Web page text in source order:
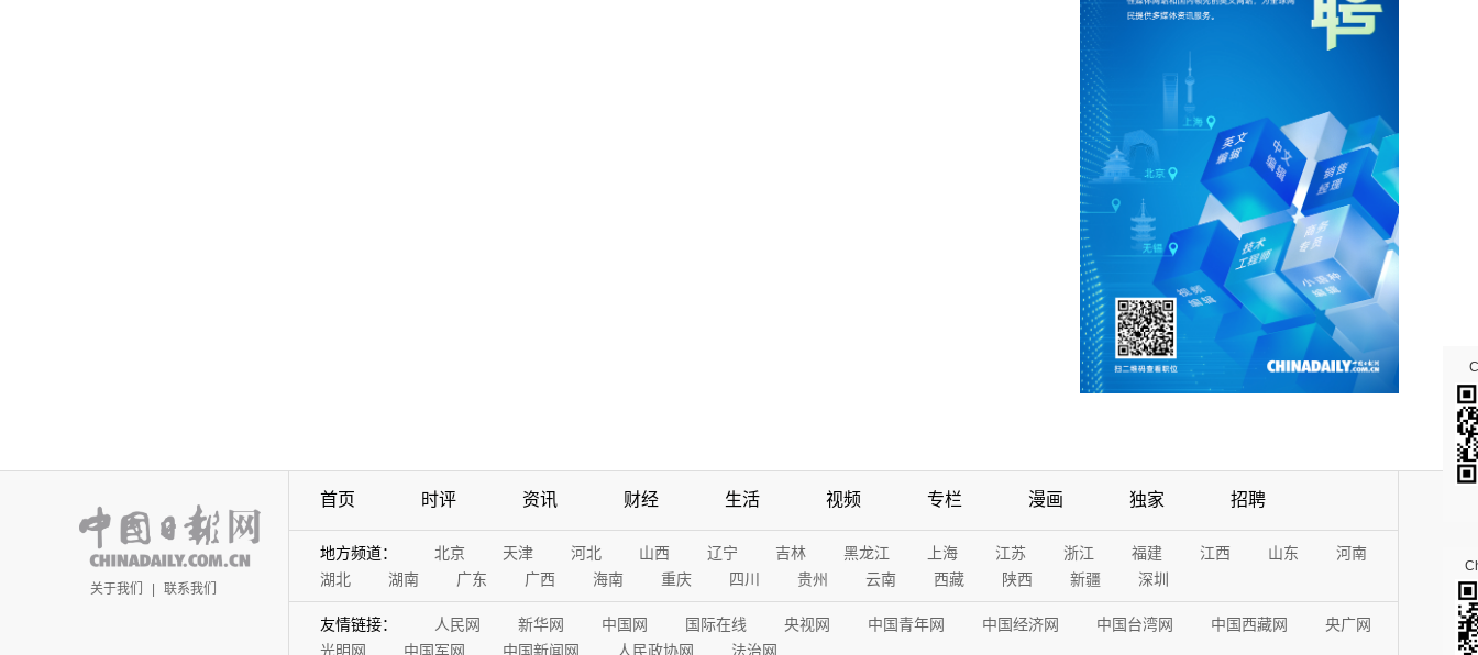
关于我们 | 联系我们
首页 时评 资讯 财经 生活 视频 专栏 漫画 独家 招聘
地方频道： 北京 天津 河北 山西 辽宁 吉林 黑龙江 上海 江苏 浙江 福建 江西 山东
河南
湖北
湖南 广东 广西 海南 重庆 四川 贵州 云南 西藏 陕西 新疆 深圳
友情链接： 人民网 新华网 中国网 国际在线 央视网 中国青年网 中国经济网 中国台湾网 中国西藏网
央广网
光明网
中国军网 中国新闻网 人民政协网 法治网